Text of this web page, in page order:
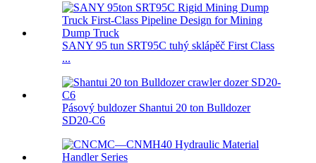
SANY 95 tun SRT95C tuhý sklápěč First Class
...
Pásový buldozer Shantui 20 ton Bulldozer
SD20-C6